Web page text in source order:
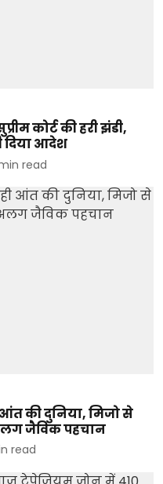
कोर्ट की हरी झंडी,
आदेश
read
की दुनिया, मिजो से
जैविक पहचान
read